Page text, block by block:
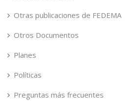
Otras publicaciones de FEDEMA
Otros Documentos
Planes
Políticas
Preguntas más frecuentes